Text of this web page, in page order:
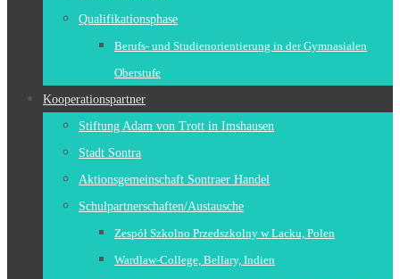
Qualifikationsphase
Berufs- und Studienorientierung in der Gymnasialen
Oberstufe
Kooperationspartner
Stiftung Adam von Trott in Imshausen
Stadt Sontra
Aktionsgemeinschaft Sontraer Handel
Schulpartnerschaften/Austausche
Zespół Szkolno Przedszkolny w Lacku, Polen
Wardlaw-College, Bellary, Indien